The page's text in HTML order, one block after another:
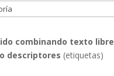
combinando texto libre
descriptores (etiquetas)